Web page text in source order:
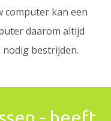
computer kan een
daarom altijd
nodig bestrijden.